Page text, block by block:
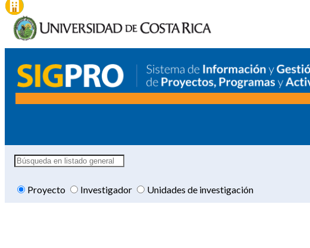
Proyecto Investigador Unidades de investigación